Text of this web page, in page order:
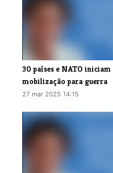
30 países e NATO iniciam
mobilização para guerra
27 mar 2025 14:15